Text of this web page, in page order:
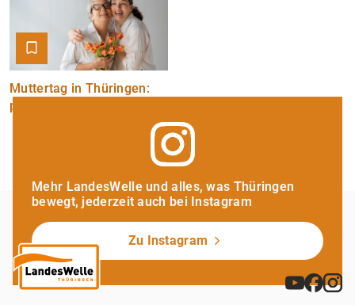
Muttertag in Thüringen:
persönliche
Mehr LandesWelle und alles, was Thüringen
bewegt, jederzeit auch bei Instagram
Zu Instagram